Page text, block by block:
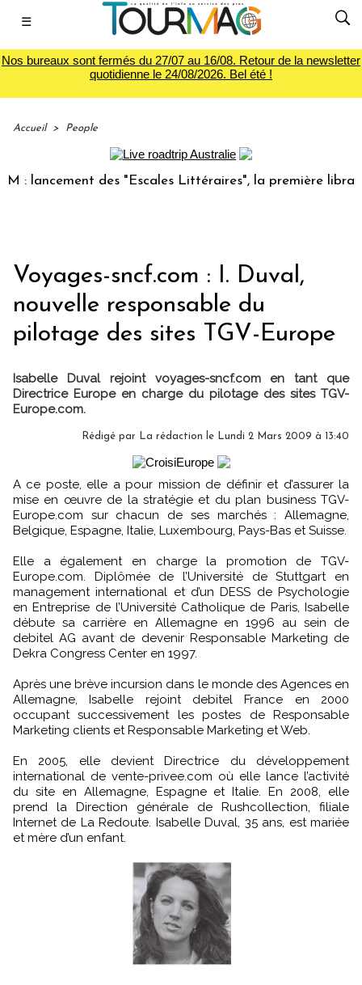
☰
Nos bureaux sont fermés du 27/07 au 16/08. Retour de la newsletter
quotidienne le 24/08/2026. Bel été !
Accueil > People
lancement des "Escales Littéraires", la première librairie
Voyages-sncf.com : I. Duval,
nouvelle responsable du
pilotage des sites TGV-Europe
Isabelle Duval rejoint voyages-sncf.com en tant que
Directrice Europe en charge du pilotage des sites TGV-
Europe.com.
Rédigé par La rédaction le Lundi 2 Mars 2009 à 13:40
A ce poste, elle a pour mission de définir et d’assurer la
mise en œuvre de la stratégie et du plan business TGV-
Europe.com sur chacun de ses marchés : Allemagne,
Belgique, Espagne, Italie, Luxembourg, Pays-Bas et Suisse.
Elle a également en charge la promotion de TGV-
Europe.com. Diplômée de l’Université de Stuttgart en
management international et d’un DESS de Psychologie
en Entreprise de l’Université Catholique de Paris, Isabelle
débute sa carrière en Allemagne en 1996 au sein de
debitel AG avant de devenir Responsable Marketing de
Dekra Congress Center en 1997.
Après une brève incursion dans le monde des Agences en
Allemagne, Isabelle rejoint debitel France en 2000
occupant successivement les postes de Responsable
Marketing clients et Responsable Marketing et Web.
En 2005, elle devient Directrice du développement
international de vente-privee.com où elle lance l’activité
du site en Allemagne, Espagne et Italie. En 2008, elle
prend la Direction générale de Rushcollection, filiale
Internet de La Redoute. Isabelle Duval, 35 ans, est mariée
et mère d’un enfant.